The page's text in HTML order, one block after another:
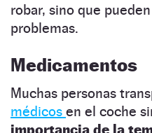
robar, sino que
problemas.
Medicamentos
Muchas personas
médicos en el coche
importancia de la